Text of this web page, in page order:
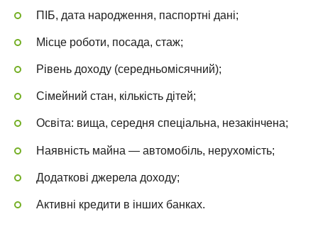
ПІБ, дата народження, паспортні дані;
Місце роботи, посада, стаж;
Рівень доходу (середньомісячний);
Сімейний стан, кількість дітей;
Освіта: вища, середня спеціальна, незакінчена;
Наявність майна — автомобіль, нерухомість;
Додаткові джерела доходу;
Активні кредити в інших банках.